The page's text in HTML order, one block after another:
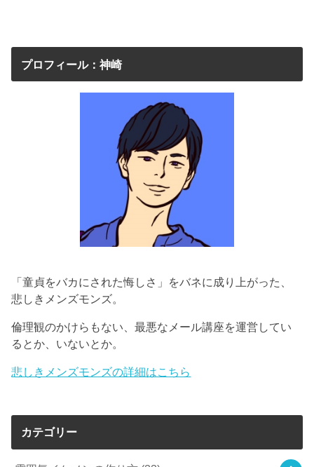
プロフィール：神崎
「童貞をバカにされた悔しさ」をバネに成り上がった、
悲しきメンズモンズ。
倫理観のかけらもない、最悪なメール講座を運営してい
るとか、いないとか。
悲しきメンズモンズの詳細はこちら
カテゴリー